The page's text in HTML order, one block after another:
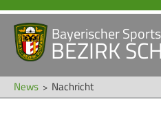
Bayerischer
BEZIRK
News Nachricht
Navigation
überspringen
STARTSEITE
NEWS